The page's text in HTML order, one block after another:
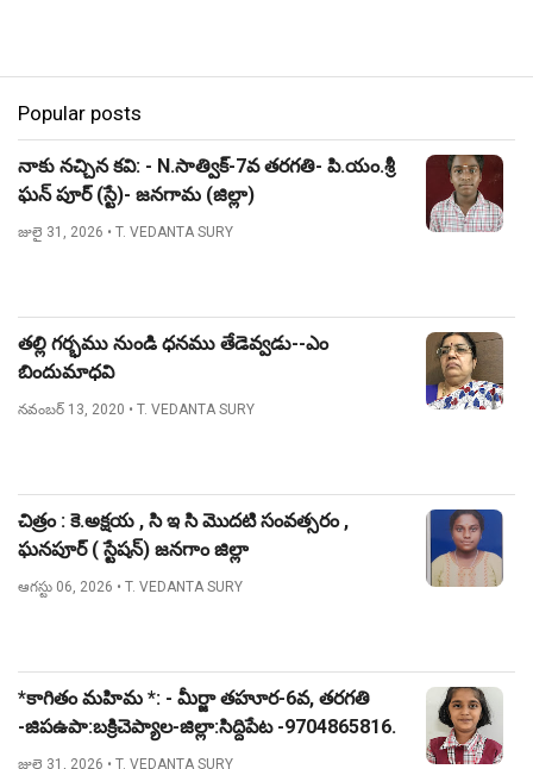
Popular posts
నాకు నచ్చిన కవి: - N.సాత్విక్-7వ తరగతి- పి.యం.శ్రీ
ఘన్ పూర్ (స్టే)- జనగామ (జిల్లా)
జులై 31, 2026 • T. VEDANTA SURY
తల్లి గర్భము నుండి ధనము తేడెవ్వడు--ఎం
బిందుమాధవి
నవంబర్ 13, 2020 • T. VEDANTA SURY
చిత్రం : కె.అక్షయ , సి ఇ సి మొదటి సంవత్సరం ,
ఘనపూర్ ( స్టేషన్) జనగాం జిల్లా
ఆగస్టు 06, 2026 • T. VEDANTA SURY
*కాగితం మహిమ *: - మీర్జా తహూర-6వ, తరగతి
-జిపఉపా:బక్రిచెప్యాల-జిల్లా:సిద్దిపేట -9704865816.
జులై 31, 2026 • T. VEDANTA SURY